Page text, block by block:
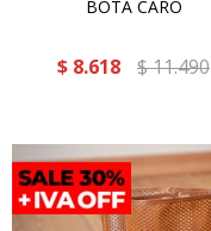
BOTA CARO
$ 8.618 $11.490